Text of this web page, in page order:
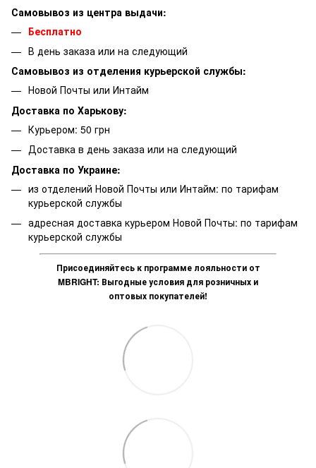
Самовывоз из центра выдачи:
Бесплатно
В день заказа или на следующий
Самовывоз из отделения курьерской службы:
Новой Почты или Интайм
Доставка по Харькову:
Курьером: 50 грн
Доставка в день заказа или на следующий
Доставка по Украине:
из отделений Новой Почты или Интайм: по тарифам
курьерской службы
адресная доставка курьером Новой Почты: по тарифам
курьерской службы
Присоединяйтесь к программе лояльности от
MBRIGHT: Выгодные условия для розничных и
оптовых покупателей!